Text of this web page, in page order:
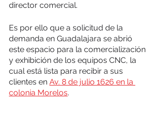
director comercial.
Es por ello que a solicitud de la
demanda en Guadalajara se abrió
este espacio para la comercialización
y exhibición de los equipos CNC, la
cual está lista para recibir a sus
clientes en Av. 8 de julio 1626 en la
colonia Morelos.